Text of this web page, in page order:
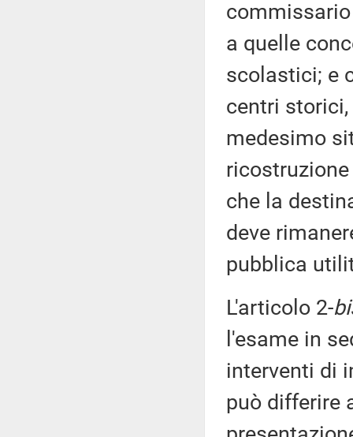
a quelle
scolastici; e
centri
medesimo
che la
deve
pubblica
L'articolo 2-
l'esame in
interventi di
può differire